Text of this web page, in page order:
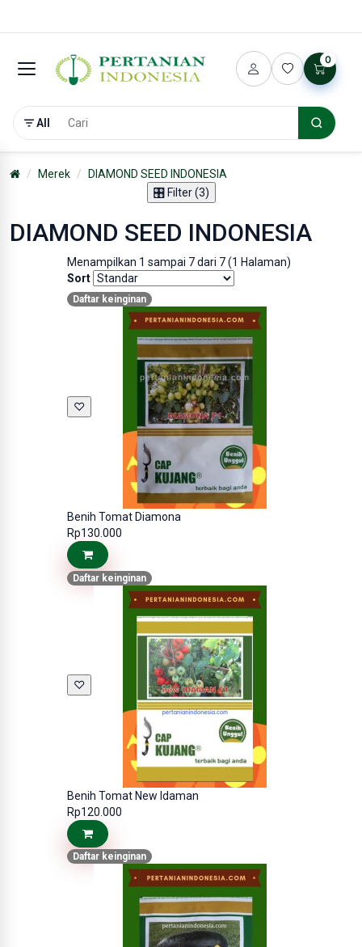
All
0
Merek
DIAMOND SEED INDONESIA
🎛️ Filter (3)
DIAMOND SEED INDONESIA
Menampilkan 1 sampai 7 dari 7 (1 Halaman)
Sort
Daftar keinginan
♡
Benih Tomat Diamona
Rp130.000
Daftar keinginan
♡
Benih Tomat New Idaman
Rp120.000
Daftar keinginan